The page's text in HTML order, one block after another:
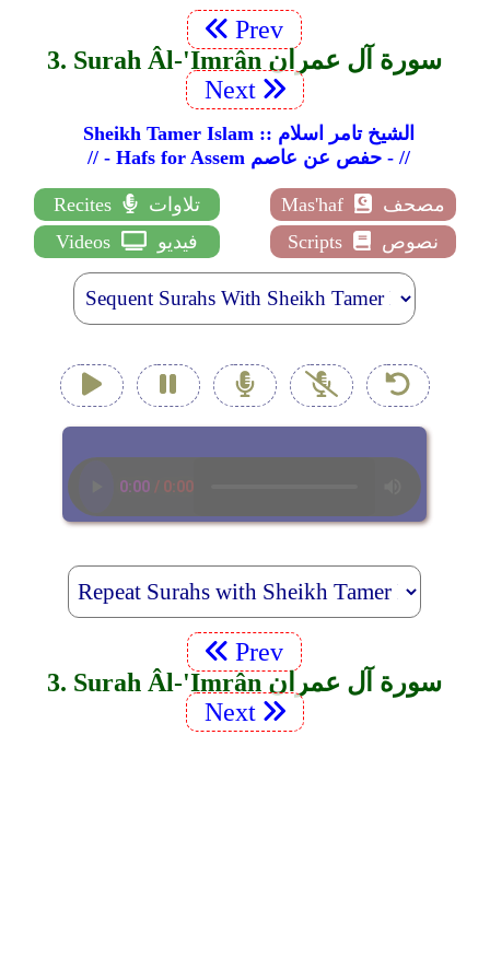
Prev
3. Surah Âl-'Imrân سورة آل عمران
Next
Sheikh Tamer Islam :: الشيخ تامر اسلام
// - Hafs for Assem حفص عن عاصم - //
Recites تلاوات Mas'haf
مصحف
Videos
فيديو Scripts نصوص
Prev
3. Surah Âl-'Imrân سورة آل عمران
Next